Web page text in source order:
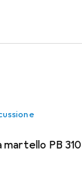
martello PB 310